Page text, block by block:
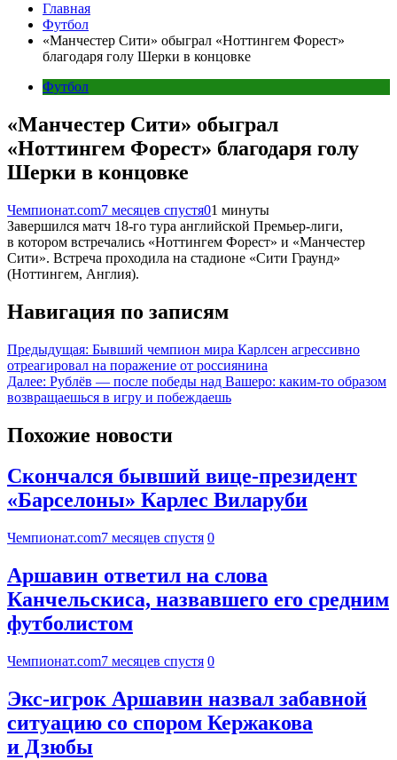
Главная
Футбол
«Манчестер Сити» обыграл «Ноттингем Форест»
благодаря голу Шерки в концовке
Футбол
«Манчестер Сити» обыграл
«Ноттингем Форест» благодаря голу
Шерки в концовке
Чемпионат.com7 месяцев спустя01 минуты
Завершился матч 18-го тура английской Премьер-лиги,
в котором встречались «Ноттингем Форест» и «Манчестер
Сити». Встреча проходила на стадионе «Сити Граунд»
(Ноттингем, Англия).
Навигация по записям
Предыдущая: Бывший чемпион мира Карлсен агрессивно
отреагировал на поражение от россиянина
Далее: Рублёв — после победы над Вашеро: каким-то образом
возвращаешься в игру и побеждаешь
Похожие новости
Скончался бывший вице-президент
«Барселоны» Карлес Виларуби
Чемпионат.com7 месяцев спустя 0
Аршавин ответил на слова
Канчельскиса, назвавшего его средним
футболистом
Чемпионат.com7 месяцев спустя 0
Экс-игрок Аршавин назвал забавной
ситуацию со спором Кержакова
и Дзюбы